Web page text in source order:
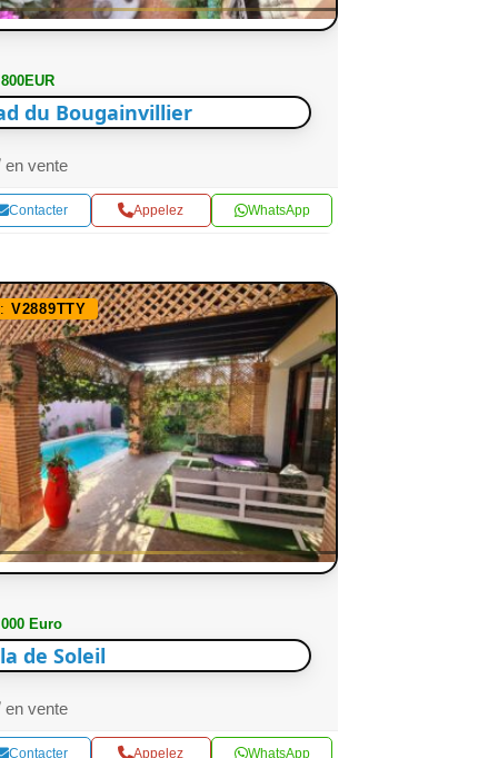
du Bougainvillier
en vente
Contacter Appelez WhatsApp
V2889TTY
Euro
de Soleil
en vente
Contacter Appelez WhatsApp